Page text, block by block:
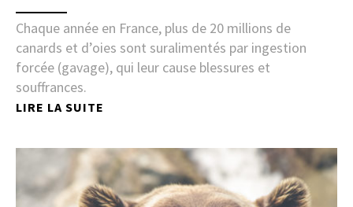
Chaque année en France, plus de 20 millions de
canards et d’oies sont suralimentés par ingestion
forcée (gavage), qui leur cause blessures et
souffrances.
LIRE LA SUITE